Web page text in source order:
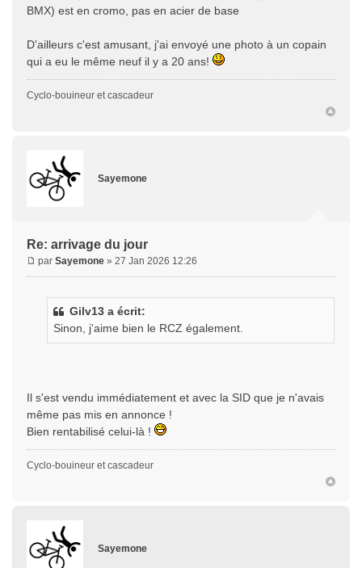
BMX) est en cromo, pas en acier de base
D'ailleurs c'est amusant, j'ai envoyé une photo à un copain
qui a eu le même neuf il y a 20 ans!
Cyclo-bouineur et cascadeur
Sayemone
Re: arrivage du jour
par Sayemone » 27 Jan 2026 12:26
Gilv13 a écrit:
Sinon, j'aime bien le RCZ également.
Il s'est vendu immédiatement et avec la SID que je n'avais
même pas mis en annonce !
Bien rentabilisé celui-là !
Cyclo-bouineur et cascadeur
Sayemone